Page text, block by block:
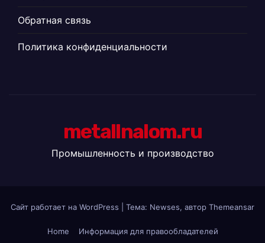
Обратная связь
Политика конфиденциальности
metallnalom.ru
Промышленность и производство
Сайт работает на WordPress Тема: Newses, автор Themeansar
Home Информация для правообладателей